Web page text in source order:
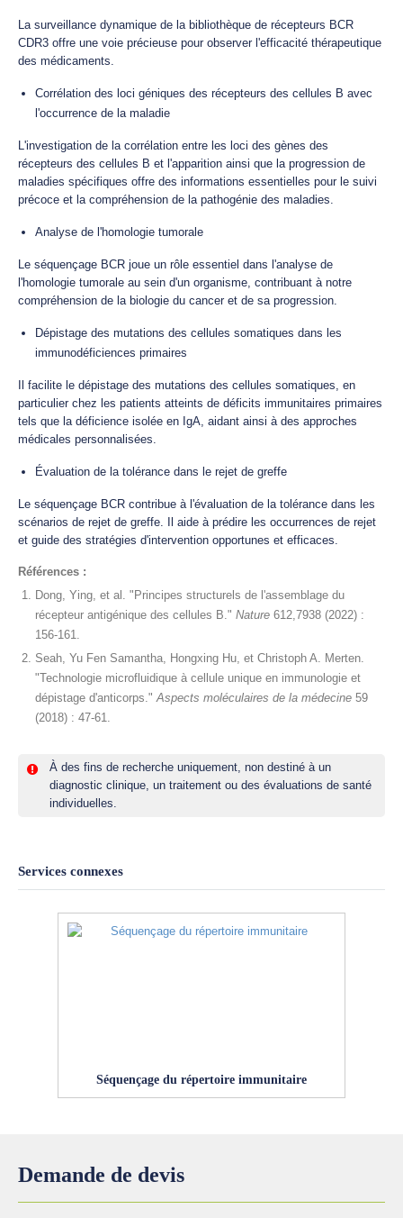
La surveillance dynamique de la bibliothèque de récepteurs BCR
CDR3 offre une voie précieuse pour observer l'efficacité thérapeutique
des médicaments.
Corrélation des loci géniques des récepteurs des cellules B avec
l'occurrence de la maladie
L'investigation de la corrélation entre les loci des gènes des
récepteurs des cellules B et l'apparition ainsi que la progression de
maladies spécifiques offre des informations essentielles pour le suivi
précoce et la compréhension de la pathogénie des maladies.
Analyse de l'homologie tumorale
Le séquençage BCR joue un rôle essentiel dans l'analyse de
l'homologie tumorale au sein d'un organisme, contribuant à notre
compréhension de la biologie du cancer et de sa progression.
Dépistage des mutations des cellules somatiques dans les
immunodéficiences primaires
Il facilite le dépistage des mutations des cellules somatiques, en
particulier chez les patients atteints de déficits immunitaires primaires
tels que la déficience isolée en IgA, aidant ainsi à des approches
médicales personnalisées.
Évaluation de la tolérance dans le rejet de greffe
Le séquençage BCR contribue à l'évaluation de la tolérance dans les
scénarios de rejet de greffe. Il aide à prédire les occurrences de rejet
et guide des stratégies d'intervention opportunes et efficaces.
Références :
Dong, Ying, et al. "Principes structurels de l'assemblage du
récepteur antigénique des cellules B." Nature 612,7938 (2022) :
156-161.
Seah, Yu Fen Samantha, Hongxing Hu, et Christoph A. Merten.
"Technologie microfluidique à cellule unique en immunologie et
dépistage d'anticorps."Aspects moléculaires de la médecine 59
(2018) : 47-61.
À des fins de recherche uniquement, non destiné à un
diagnostic clinique, un traitement ou des évaluations de santé
individuelles.
Services connexes
Séquençage du répertoire immunitaire
Demande de devis